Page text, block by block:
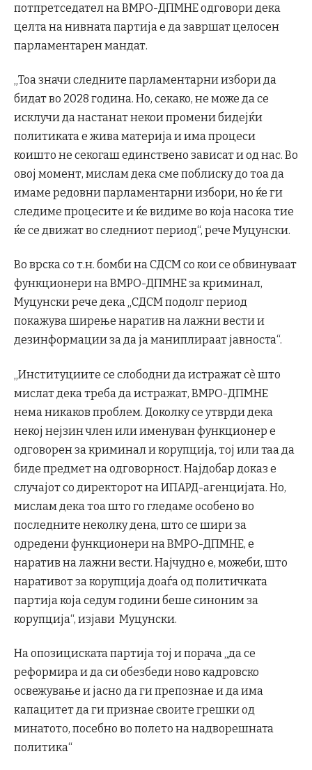
потпретседател на ВМРО-ДПМНЕ одговори дека
целта на нивната партија е да завршат целосен
парламентарен мандат.
„Тоа значи следните парламентарни избори да
бидат во 2028 година. Но, секако, не може да се
исклучи да настанат некои промени бидејќи
политиката е жива материја и има процеси
коишто не секогаш единствено зависат и од нас. Во
овој момент, мислам дека сме поблиску до тоа да
имаме редовни парламентарни избори, но ќе ги
следиме процесите и ќе видиме во која насока тие
ќе се движат во следниот период“, рече Муцунски.
Во врска со т.н. бомби на СДСМ со кои се обвинуваат
функционери на ВМРО-ДПМНЕ за криминал,
Муцунски рече дека „СДСМ подолг период
покажува ширење наратив на лажни вести и
дезинформации за да ја маниплираат јавноста“.
„Институциите се слободни да истражат сè што
мислат дека треба да истражат, ВМРО-ДПМНЕ
нема никаков проблем. Доколку се утврди дека
некој нејзин член или именуван функционер е
одговорен за криминал и корупција, тој или таа да
биде предмет на одговорност. Најдобар доказ е
случајот со директорот на ИПАРД-агенцијата. Но,
мислам дека тоа што го гледаме особено во
последните неколку дена, што се шири за
одредени функционери на ВМРО-ДПМНЕ, е
наратив на лажни вести. Најчудно е, можеби, што
наративот за корупција доаѓа од политичката
партија која седум години беше синоним за
корупција“, изјави Муцунски.
На опозициската партија тој и порача „да се
реформира и да си обезбеди ново кадровско
освежување и јасно да ги препознае и да има
капацитет да ги признае своите грешки од
минатото, посебно во полето на надворешната
политика“